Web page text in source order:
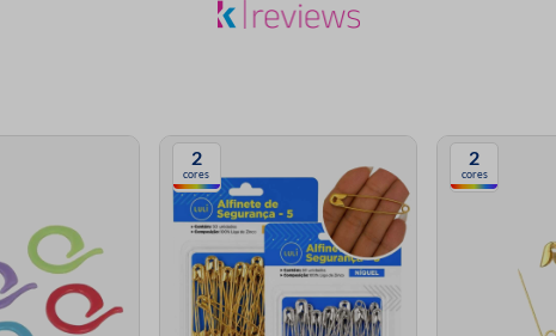
2
cores
2
cores